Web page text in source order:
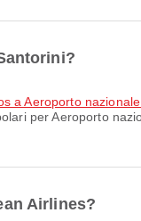
a Aeroporto
per Aeroporto
Airlines?